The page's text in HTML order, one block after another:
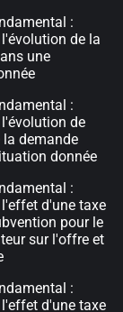
:
de la
une
:
de
demande
donnée
:
d'une taxe
pour le
sur l'offre et
:
d'une taxe